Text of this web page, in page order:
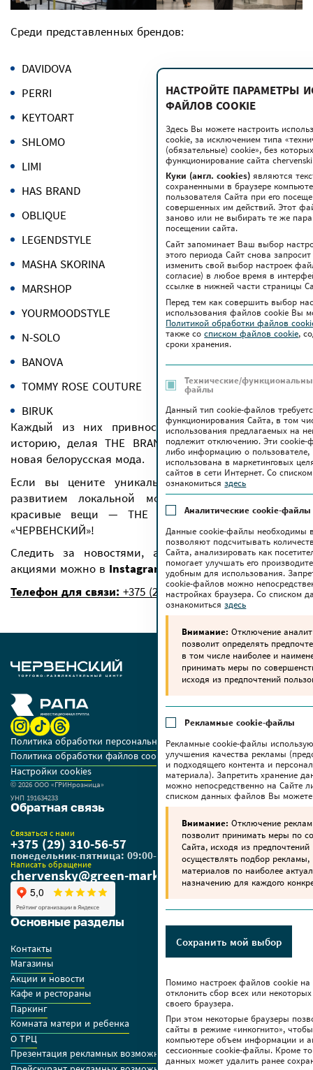
Среди представленных брендов:
DAVIDOVA
PERRI
KEYTOART
SHLOMO
LIMI
HAS BRAND
OBLIQUE
LEGENDSTYLE
MASHA SKORINA
MARSHOP
YOURMOODSTYLE
N-SOLO
BANOVA
TOMMY ROSE COUTURE
BIRUK
Каждый из них привносит в пространство свою
историю, делая THE BRAND местом, где рождается
новая белорусская мода.
Если вы цените уникальный дизайн, следите за
развитием локальной моды или просто любите
красивые вещи — THE BRAND ждет вас в ТРЦ
«ЧЕРВЕНСКИЙ»!
Следить за новостями, анонсами мероприятий и
акциями можно в Instagram:@thebrand.fashion
Телефон для связи: +375 (29) 358-56-57
Политика обработки персональных данных
Политика обработки файлов cookie
Настройки cookies
© 2026 OOO «ГРИНрозница»
УНП 191634233
Основные разделы
Контакты
Магазины
Акции и новости
Кафе и рестораны
Паркинг
Комната матери и ребенка
О ТРЦ
Презентация рекламных возможностей ТРЦ
Обратная связь
Связаться с нами
+375 (29) 310-56-57
понедельник-пятница: 09:00-18:00
Написать обращение
chervensky@green-market.by
НАСТРОЙТЕ ПАРАМЕТРЫ
ФАЙЛОВ COOKIE
Здесь Вы можете настроить
cookie, за исключением типа
(обязательные) cookie», без
функционирование сайта
Куки (англ. cookies) являются
сохраненными в браузере
пользователя Сайта при его
совершенных им действий. Этот
заново или не выбирать те же
посещении сайта.
Сайт запоминает Ваш выбор
этого периода Сайт снова
изменить свой выбор настроек
согласие) в любое время в
ссылке в нижней части страницы
Перед тем как совершить выбор
использования файлов сookie Вы
Политикой обработки файлов
также coсписком файлов cookie,
сроки хранения.
Технические/
файлы
Данный тип cookie-файлов
функционирования Сайта, в том
использования предлагаемых на
подлежит отключению. Эти
либо информацию о пользователе,
использована в маркетинговых
сайтов в сети Интернет. Со
ознакомитьсяздесь
Аналитические cookie-файлы
Данные cookie-файлы необходимы в
позволяют подсчитывать
Сайта, анализировать как
помогает улучшать его
удобным для использования.
cookie-файлов можно
настройках браузера. Со списком
ознакомитьсяздесь
Внимание: Отключение
позволит определять
в том числе наиболее и
принимать меры по
исходя из предпочтений
Рекламные cookie-файлы
Рекламные cookie-файлы
улучшения качества рекламы
и подходящего контента и
материала). Запретить хранение
можно непосредственно на Сайте
списком данных файлов Вы
Внимание: Отключение
позволит принимать меры по
Сайта, исходя из
осуществлять подбор
материалов по наиболее
назначению для каждого
Сохранить мой выбор
Помимо настроек файлов сookie
отклонить сбор всех или
своего браузера.
При этом некоторые браузеры
сайты в режиме «инкогнито»,
компьютере объем информации и
сессионные cookie-файлы. Кроме
данных может удалить ранее